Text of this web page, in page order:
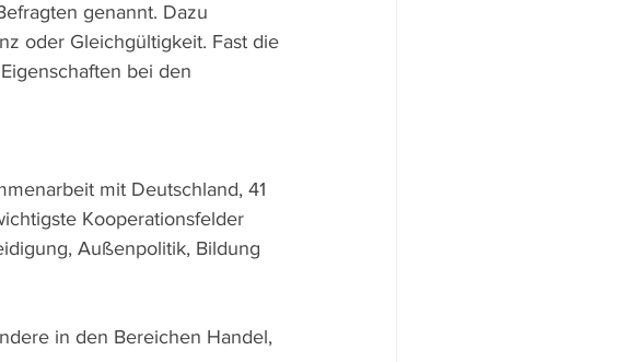
genannt. Dazu
oder Gleichgültigkeit. Fast die
bei den
mit Deutschland, 41
Kooperationsfelder
Außenpolitik, Bildung
in den Bereichen Handel,